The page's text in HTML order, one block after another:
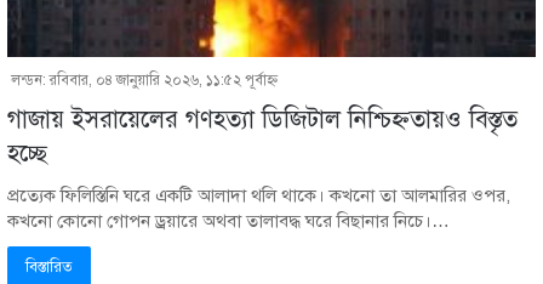
লন্ডন: রবিবার, ০৪ জানুয়ারি ২০২৬, ১১:৫২ পূর্বাহ্ণ
গাজায় ইসরায়েলের গণহত্যা ডিজিটাল নিশ্চিহ্নতায়ও বিস্তৃত
হচ্ছে
প্রত্যেক ফিলিস্তিনি ঘরে একটি আলাদা থলি থাকে। কখনো তা আলমারির ওপর,
কখনো কোনো গোপন ড্রয়ারে অথবা তালাবদ্ধ ঘরে বিছানার নিচে।…
বিস্তারিত